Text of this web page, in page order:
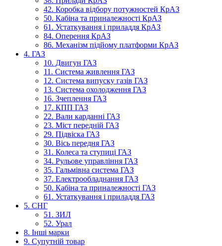
42. Коробка відбору потужностей КрАЗ
50. Кабіна та приналежності КрАЗ
61. Устаткування і приладдя КрАЗ
84. Оперення КрАЗ
86. Механізм підйому платформи КрАЗ
4. ГАЗ
10. Двигун ГАЗ
11. Система живлення ГАЗ
12. Система випуску газів ГАЗ
13. Система охолодження ГАЗ
16. Зчеплення ГАЗ
17. КПП ГАЗ
22. Вали карданні ГАЗ
23. Міст передній ГАЗ
29. Підвіска ГАЗ
30. Вісь передня ГАЗ
31. Колеса та ступиці ГАЗ
34. Рульове управління ГАЗ
35. Гальмівна система ГАЗ
37. Електрообладнання ГАЗ
50. Кабіна та приналежності ГАЗ
61. Устаткування і приладдя ГАЗ
5. СНГ
51. ЗИЛ
52. Урал
8. Інші марки
9. Супутній товар